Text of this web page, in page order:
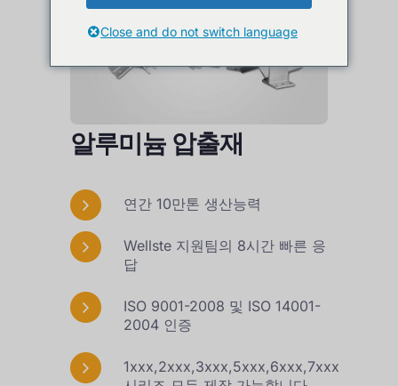
알루미늄 압출재
연간 10만톤 생산능력
Wellste 지원팀의 8시간 빠른 응
답
ISO 9001-2008 및 ISO 14001-
2004 인증
1xxx,2xxx,3xxx,5xxx,6xxx,7xxx
Close and do not switch language